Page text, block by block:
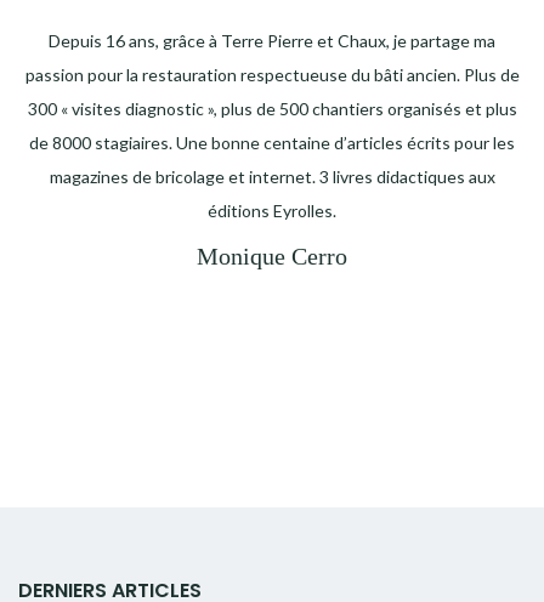
Depuis 16 ans, grâce à Terre Pierre et Chaux, je partage ma
passion pour la restauration respectueuse du bâti ancien. Plus de
300 « visites diagnostic », plus de 500 chantiers organisés et plus
de 8000 stagiaires. Une bonne centaine d’articles écrits pour les
magazines de bricolage et internet. 3 livres didactiques aux
éditions Eyrolles.
Monique Cerro
DERNIERS ARTICLES